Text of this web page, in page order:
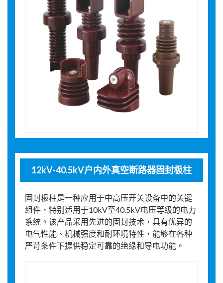
12kV-40.5kV户内外真空断路器固封极柱
固封极柱是一种应用于中高压开关设备中的关键
组件，特别适用于10kV至40.5kV电压等级的电力
系统。该产品采用先进的固封技术，具有优异的
电气性能、机械强度和耐环境特性，能够在各种
严苛条件下提供稳定可靠的绝缘和导电功能。